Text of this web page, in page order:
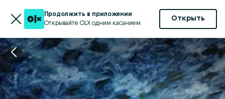
Продолжить в приложении
Открывайте OLX одним касанием
Открыть